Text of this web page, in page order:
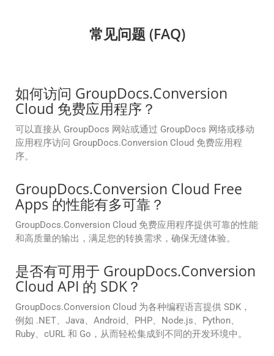
常见问题 (FAQ)
如何访问 GroupDocs.Conversion
Cloud 免费应用程序？
可以直接从 GroupDocs 网站或通过 GroupDocs 网络或移动
应用程序访问 GroupDocs.Conversion Cloud 免费应用程
序。
GroupDocs.Conversion Cloud Free
Apps 的性能有多可靠？
GroupDocs.Conversion Cloud 免费应用程序提供可靠的性能
和高质量的输出，满足您的转换需求，确保无缝体验。
是否有可用于 GroupDocs.Conversion
Cloud API 的 SDK？
GroupDocs.Conversion Cloud 为各种编程语言提供 SDK，
例如 .NET、Java、Android、PHP、Node.js、Python、
Ruby、cURL 和 Go，从而轻松集成到不同的开发环境中。